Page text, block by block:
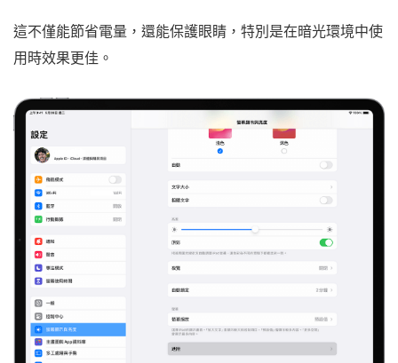
這不僅能節省電量，還能保護眼睛，特別是在暗光環境中使
用時效果更佳。